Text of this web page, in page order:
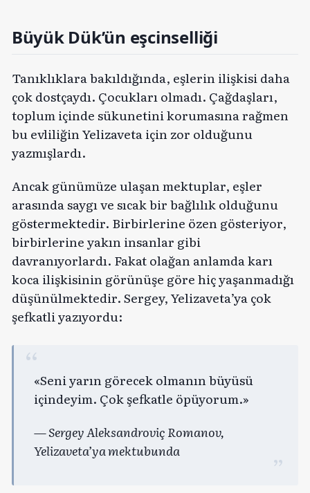
Büyük Dük’ün eşcinselliği
Tanıklıklara bakıldığında, eşlerin ilişkisi daha
çok dostçaydı. Çocukları olmadı. Çağdaşları,
toplum içinde sükunetini korumasına rağmen
bu evliliğin Yelizaveta için zor olduğunu
yazmışlardı.
Ancak günümüze ulaşan mektuplar, eşler
arasında saygı ve sıcak bir bağlılık olduğunu
göstermektedir. Birbirlerine özen gösteriyor,
birbirlerine yakın insanlar gibi
davranıyorlardı. Fakat olağan anlamda karı
koca ilişkisinin görünüşe göre hiç yaşanmadığı
düşünülmektedir. Sergey, Yelizaveta’ya çok
şefkatli yazıyordu:
«Seni yarın görecek olmanın büyüsü
içindeyim. Çok şefkatle öpüyorum.»
— Sergey Aleksandroviç Romanov,
Yelizaveta’ya mektubunda